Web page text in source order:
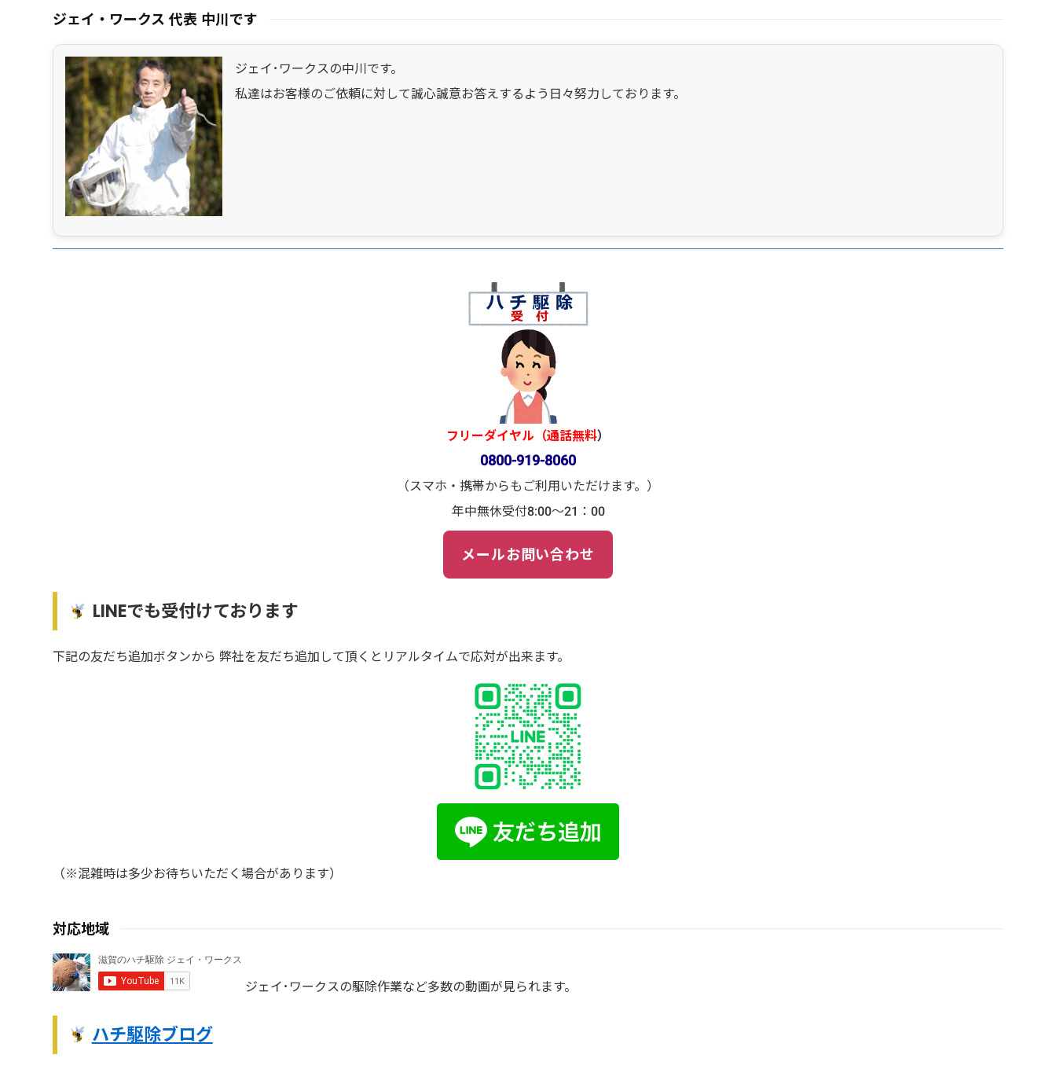
ジェイ・ワークス 代表 中川です
ジェイ･ワークスの中川です。
私達はお客様のご依頼に対して誠心誠意お答えするよう日々努力しております。
フリーダイヤル（通話無料）
0800-919-8060
（スマホ・携帯からもご利用いただけます。）
年中無休受付8:00～21：00
メールお問い合わせ
LINEでも受付けております
下記の友だち追加ボタンから 弊社を友だち追加して頂くとリアルタイムで応対が出来ます。
（※混雑時は多少お待ちいただく場合があります）
対応地域
ジェイ･ワークスの駆除作業など多数の動画が見られます。
ハチ駆除ブログ